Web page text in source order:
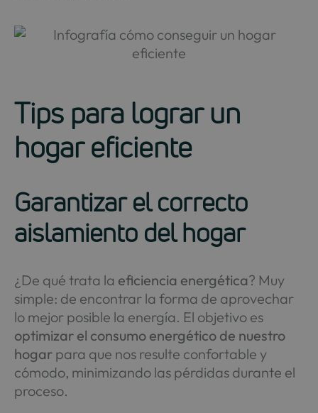
Tips para lograr un
hogar eficiente
Garantizar el correcto
aislamiento del hogar
¿De qué trata la eficiencia energética? Muy
simple: de encontrar la forma de aprovechar
lo mejor posible la energía. El objetivo es
optimizar el consumo energético de nuestro
hogarpara que nos resulte confortable y
cómodo, minimizando las pérdidas durante el
proceso.